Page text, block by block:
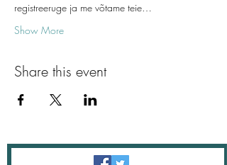
registreeruge ja me võtame teie…
Show More
Share this event